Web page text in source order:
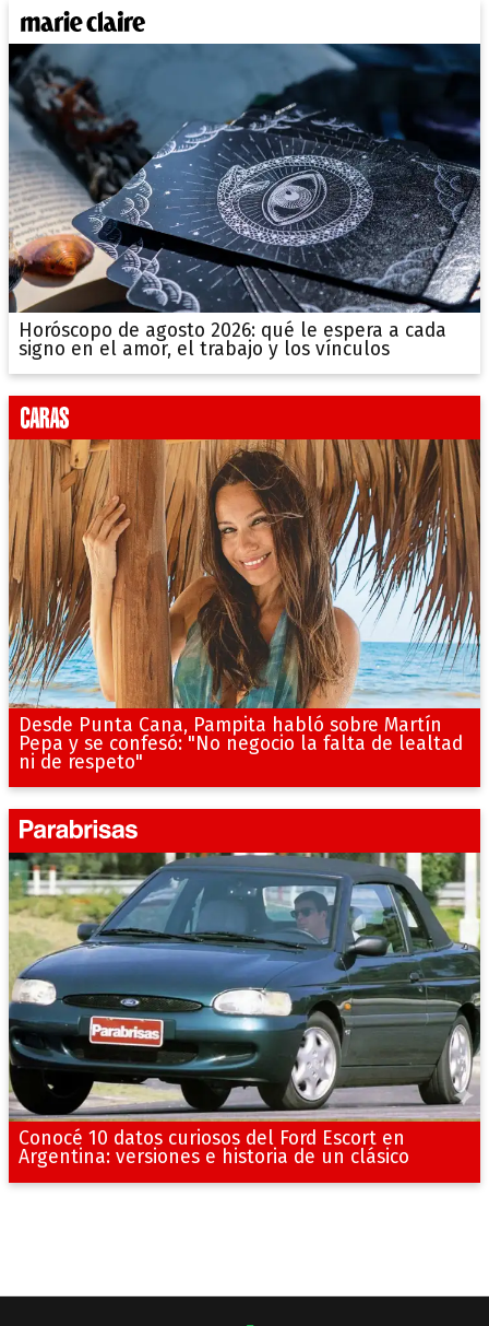
Horóscopo de agosto 2026: qué le espera a cada
signo en el amor, el trabajo y los vínculos
Desde Punta Cana, Pampita habló sobre Martín
Pepa y se confesó: "No negocio la falta de lealtad
ni de respeto"
Conocé 10 datos curiosos del Ford Escort en
Argentina: versiones e historia de un clásico